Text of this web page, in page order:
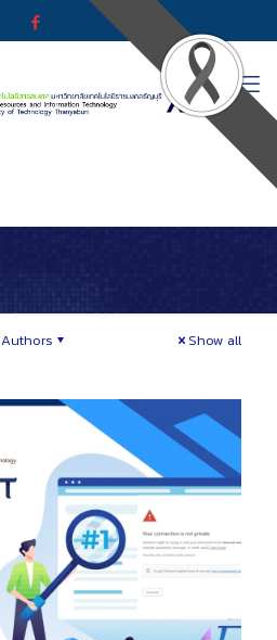
Authors Show all